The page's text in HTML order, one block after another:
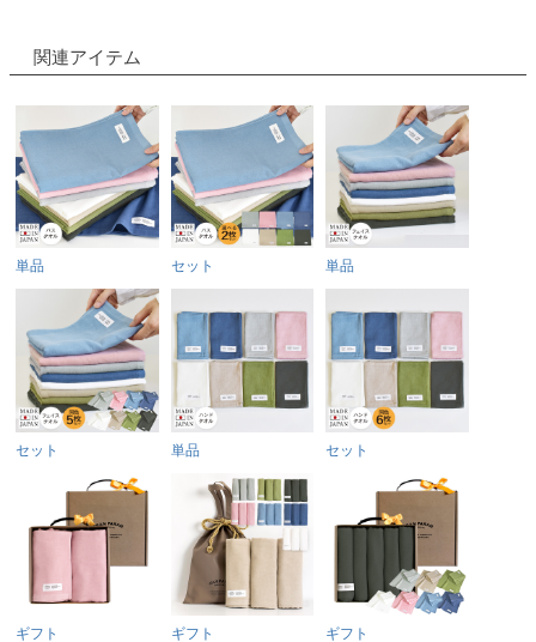
関連アイテム
単品 セット 単品
セット 単品 セット
ギフト ギフト ギフト